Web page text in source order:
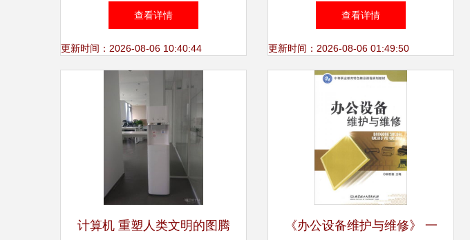
业的新纪元
查看详情
更新时间：2026-08-06 10:40:44
惠兼顾的Royal办公家具系列
查看详情
更新时间：2026-08-06 01:49:50
计算机 重塑人类文明的图腾 《办公设备维护与维修》 一